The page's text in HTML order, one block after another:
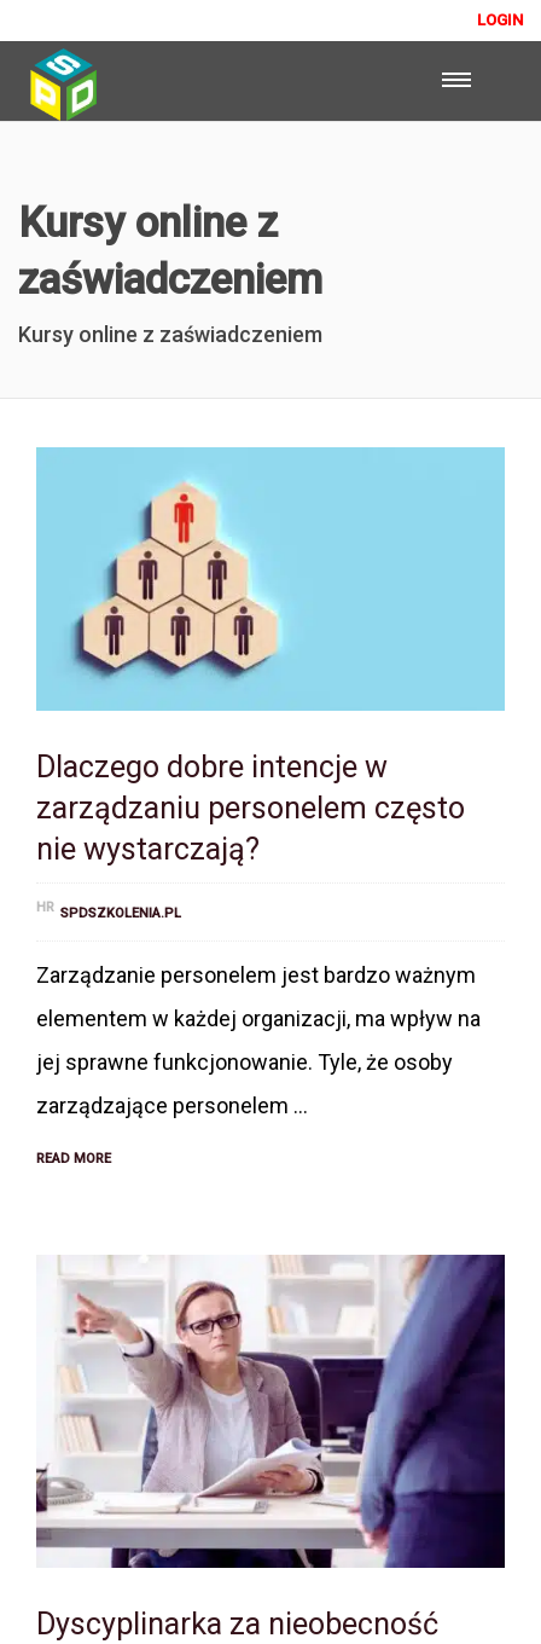
LOGIN
Kursy online z
zaświadczeniem
Kursy online z zaświadczeniem
Dlaczego dobre intencje w
zarządzaniu personelem często
nie wystarczają?
HR SPDSZKOLENIA.PL
Zarządzanie personelem jest bardzo ważnym
elementem w każdej organizacji, ma wpływ na
jej sprawne funkcjonowanie. Tyle, że osoby
zarządzające personelem …
READ MORE
Dyscyplinarka za nieobecność